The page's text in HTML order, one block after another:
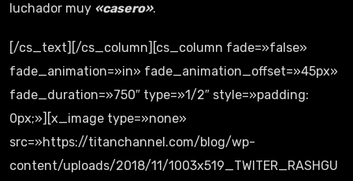
luchador muy «casero».
[/cs_text][/cs_column][cs_column fade=»false»
fade_animation=»in» fade_animation_offset=»45px»
fade_duration=»750″ type=»1/2″ style=»padding:
0px;»][x_image type=»none»
src=»https://titanchannel.com/blog/wp-
content/uploads/2018/11/1003x519_TWITER_RASHGU